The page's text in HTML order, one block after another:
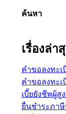
ค้นหา
เรื่องล่า
คำขอลงทะเ
คำขอลงทะเ
เบี้ยยังชีพผู้สู
ยื่นชำระภา